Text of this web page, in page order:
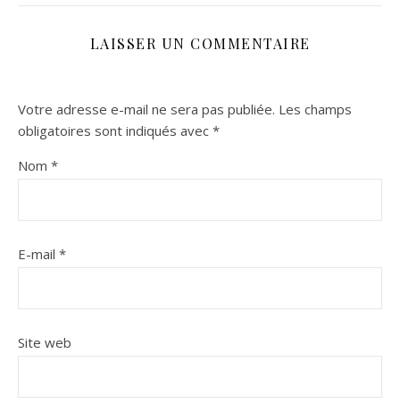
LAISSER UN COMMENTAIRE
Votre adresse e-mail ne sera pas publiée. Les champs
obligatoires sont indiqués avec *
Nom *
E-mail *
Site web